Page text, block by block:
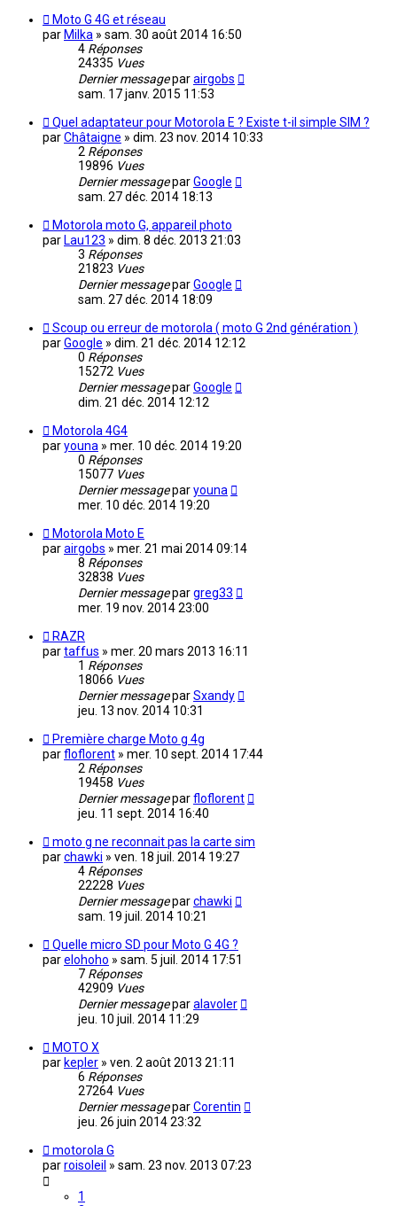
Moto G 4G et réseau
par Milka » sam. 30 août 2014 16:50
4 Réponses
24335 Vues
Dernier messageparairgobs
sam. 17 janv. 2015 11:53
Quel adaptateur pour Motorola E ? Existe t-il simple SIM ?
parChâtaigne » dim. 23 nov. 2014 10:33
2 Réponses
19896 Vues
Dernier messageparGoogle
sam. 27 déc. 2014 18:13
Motorola moto G, appareil photo
par Lau123 » dim. 8 déc. 2013 21:03
3 Réponses
21823 Vues
Dernier messageparGoogle
sam. 27 déc. 2014 18:09
Scoup ou erreur de motorola ( moto G 2nd génération )
parGoogle » dim. 21 déc. 2014 12:12
0 Réponses
15272 Vues
Dernier messageparGoogle
dim. 21 déc. 2014 12:12
Motorola 4G4
paryouna » mer. 10 déc. 2014 19:20
0 Réponses
15077 Vues
Dernier messageparyouna
mer. 10 déc. 2014 19:20
Motorola Moto E
parairgobs » mer. 21 mai 2014 09:14
8 Réponses
32838 Vues
Dernier messagepargreg33
mer. 19 nov. 2014 23:00
RAZR
partaffus » mer. 20 mars 2013 16:11
1 Réponses
18066 Vues
Dernier messageparSxandy
jeu. 13 nov. 2014 10:31
Première charge Moto g 4g
parfloflorent » mer. 10 sept. 2014 17:44
2 Réponses
19458 Vues
Dernier messageparfloflorent
jeu. 11 sept. 2014 16:40
moto g ne reconnait pas la carte sim
parchawki » ven. 18 juil. 2014 19:27
4 Réponses
22228 Vues
Dernier messageparchawki
sam. 19 juil. 2014 10:21
Quelle micro SD pour Moto G 4G ?
parelohoho » sam. 5 juil. 2014 17:51
7 Réponses
42909 Vues
Dernier messageparalavoler
jeu. 10 juil. 2014 11:29
MOTO X
par kepler » ven. 2 août 2013 21:11
6 Réponses
27264 Vues
Dernier messageparCorentin
jeu. 26 juin 2014 23:32
motorola G
parroisoleil » sam. 23 nov. 2013 07:23
1